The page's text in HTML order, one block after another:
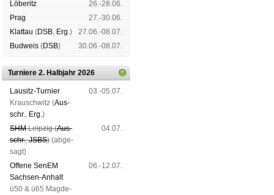
Lö­be­ritz
26.-28.06.
Prag
27.-30.06.
Klat­tau (DSB, Erg.)
27.06.-08.07.
Bud­weis (DSB) 30.06.-08.07.
Turniere 2. Halbjahr 2026
Lau­sitz-Tur­nier
Krausch­witz (Aus­
schr., Erg.)
03.-05.07.
SHMLeip­zig (Aus­
schr.,JSBS) (ab­ge­
sagt)
04.07.
Offene SenEM
Sach­sen-An­halt
ü50 & ü65 Mag­de­
06.-12.07.